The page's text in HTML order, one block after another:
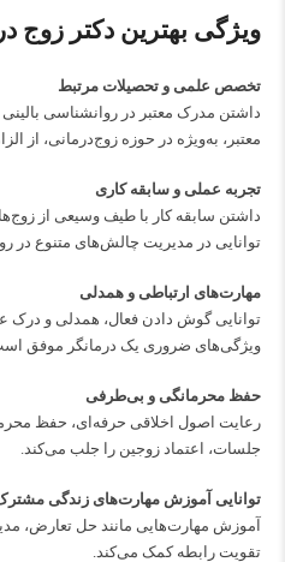
ویژگی بهترین دکتر زوج
تخصص علمی و تحصیلات مرتبط
داشتن مدرک معتبر در روانشناسی بالینی
معتبر، به‌ویژه در حوزه زوج‌درمانی، از
تجربه عملی و سابقه کاری
داشتن سابقه کار با طیف وسیعی از
توانایی در مدیریت چالش‌های متنوع در
مهارت‌های ارتباطی و همدلی
توانایی گوش دادن فعال، همدلی و درک
ویژگی‌های ضروری یک درمانگر موفق
حفظ محرمانگی و بی‌طرفی
رعایت اصول اخلاقی حرفه‌ای، حفظ
جلسات، اعتماد زوجین را جلب می‌کند.
توانایی آموزش مهارت‌های زندگی
آموزش مهارت‌هایی مانند حل تعارض،
تقویت رابطه کمک می‌کند.